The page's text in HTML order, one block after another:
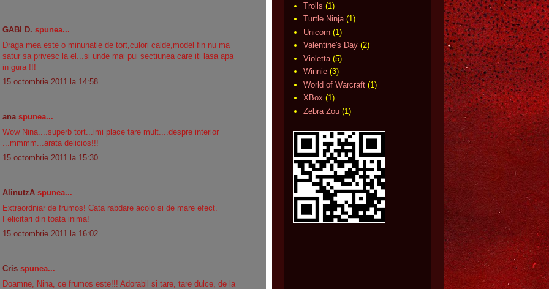
GABI D. spunea...
Draga mea este o minunatie de tort,culori calde,model fin nu ma
satur sa privesc la el...si unde mai pui sectiunea care iti lasa apa
in gura !!!
15 octombrie 2011 la 14:58
anaspunea...
Wow Nina....superb tort...imi place tare mult....despre interior
...mmmm...arata delicios!!!
15 octombrie 2011 la 15:30
AlinutzA spunea...
Extraordniar de frumos! Cata rabdare acolo si de mare efect.
Felicitari din toata inima!
15 octombrie 2011 la 16:02
Cris spunea...
Doamne, Nina, ce frumos este!!! Adorabil si tare, tare dulce, de la
Trolls (1)
Turtle Ninja (1)
Unicorn (1)
Valentine's Day (2)
Violetta (5)
Winnie (3)
World of Warcraft (1)
XBox (1)
Zebra Zou (1)